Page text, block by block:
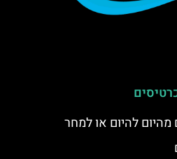
להיום או למחר